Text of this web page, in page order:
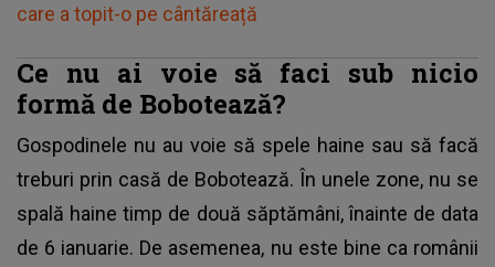
care a topit-o pe cântăreață
Ce nu ai voie să faci sub nicio
formă de Bobotează?
Gospodinele nu au voie să spele haine sau să facă
treburi prin casă de Bobotează. În unele zone, nu se
spală haine timp de două săptămâni, înainte de data
de 6 ianuarie. De asemenea, nu este bine ca românii